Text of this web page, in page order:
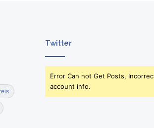
Twitter
Error Can not Get Posts,
account info.